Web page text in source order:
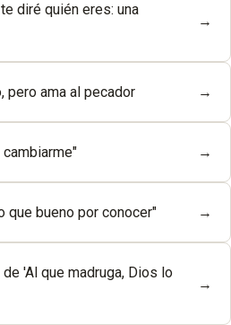
diré quién eres: una
→
pero ama al pecador →
→
que bueno por conocer" →
'Al que madruga, Dios lo
→